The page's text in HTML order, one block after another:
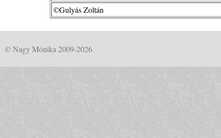
©Gulyás Zoltán
© Nagy Mónika 2009-2026